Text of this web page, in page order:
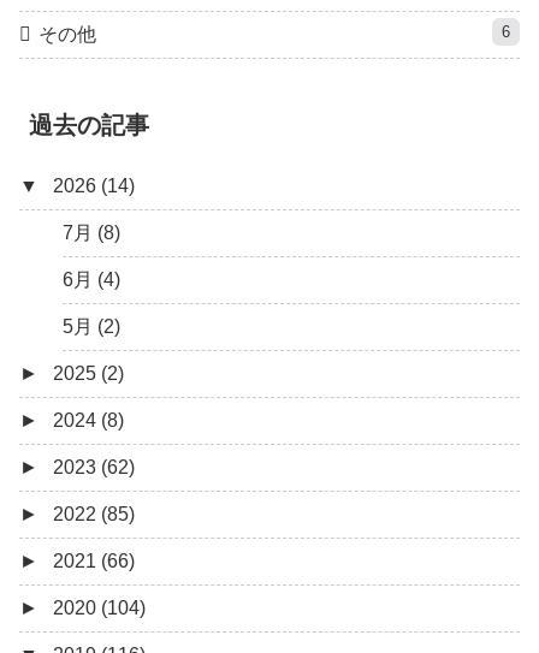
その他 6
過去の記事
▼ 2026 (14)
7月 (8)
6月 (4)
5月 (2)
► 2025 (2)
12月 (1)
6月 (1)
► 2024 (8)
8月 (1)
7月 (1)
5月 (2)
4月 (3)
► 2023 (62)
9月 (1)
8月 (1)
7月 (8)
► 2022 (85)
12月 (3)
10月 (1)
► 2021 (66)
12月 (4)
► 2020 (104)